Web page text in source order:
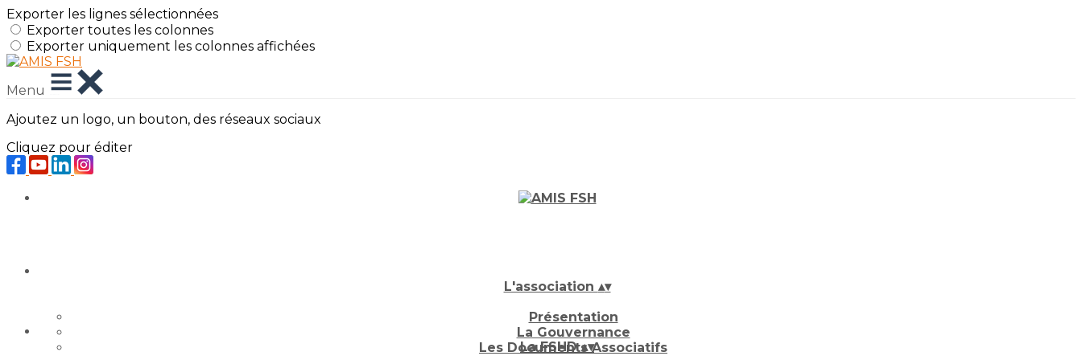
Exporter les lignes sélectionnées
Exporter toutes les colonnes
Exporter uniquement les colonnes affichées
Menu
Ajoutez un logo, un bouton, des réseaux sociaux
Cliquez pour éditer
L'association ▴▾
Présentation
La Gouvernance
Les Documents Associatifs
La FSHD▴▾